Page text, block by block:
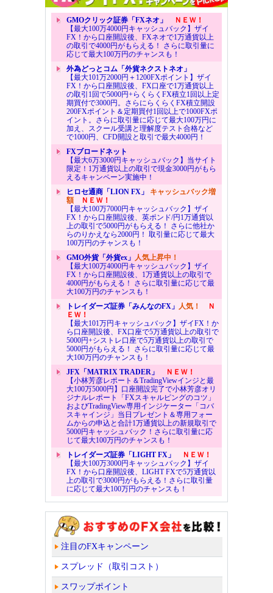
GMOクリック証券「FXネオ」
ＮＥＷ！
【最大100万4000円キャッシュバック】ザイ
FX！から口座開設後、FXネオで1万通貨以上
の取引で4000円がもらえる！ さらに取引量に
応じて最大100万円のチャンスも！
外為どっとコム「外貨ネクストネオ」
【最大101万2000円＋1200FXポイント】ザイ
FX！から口座開設後、FX口座で1万通貨以上
の取引1回で5000円+らくらくFX積立1回以上定
期買付で3000円。さらにらくらくFX積立開設
200FXポイント＆定期買付1回以上で1000FXポ
イント。さらに取引量に応じて最大100万円に
加え、スクール受講と理解度テスト合格など
で1000円、CFD開設と取引で最大4000円！
FXブロードネット
【最大6万3000円キャッシュバック】当サイト
限定！1万通貨以上の取引で現金3000円がもら
えるキャンペーン実施中！
ヒロセ通商「LION FX」 キャッシュバック増
額ＮＥＷ！
【最大100万7000円キャッシュバック】ザイ
FX！から口座開設後、英ポンド/円1万通貨以
上の取引で5000円がもらえる！ さらに他社か
らのりかえなら2000円！ 取引量に応じて最大
100万円のチャンスも！
GMO外貨「外貨ex」 人気上昇中！
【最大100万4000円キャッシュバック】ザイ
FX！から口座開設後、1万通貨以上の取引で
4000円がもらえる！ さらに取引量に応じて最
大100万円のチャンスも！
トレイダーズ証券「みんなのFX」 人気！
Ｎ
ＥＷ！
【最大101万円キャッシュバック】ザイFX！か
ら口座開設後、FX口座で5万通貨以上の取引で
5000円+シストレ口座で5万通貨以上の取引で
5000円がもらえる！ さらに取引量に応じて最
大100万円のチャンスも！
JFX「MATRIX TRADER」
ＮＥＷ！
【小林芳彦レポート＆TradingViewインジと最
大100万5000円】口座開設完了で小林芳彦オリ
ジナルレポート「FXスキャルピングのコツ」
およびTradingView専用インジケーター「コバ
スキャインジ」当日プレゼント＆専用フォー
ムからの申込と合計1万通貨以上の新規取引で
5000円キャッシュバック！さらに取引量に応
じて最大100万円のチャンスも！
トレイダーズ証券「LIGHT FX」
ＮＥＷ！
【最大100万3000円キャッシュバック】ザイ
FX！から口座開設後、LIGHT FXで5万通貨以
上の取引で3000円がもらえる！さらに取引量
に応じて最大100万円のチャンスも！
注目のFXキャンペーン
スプレッド（取引コスト）
スワップポイント